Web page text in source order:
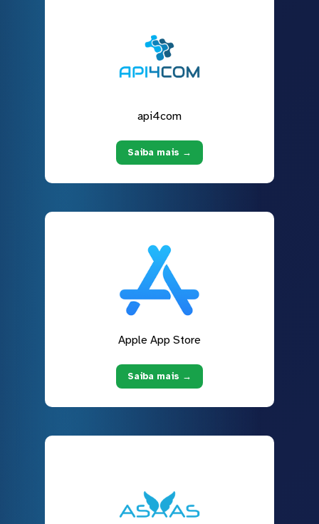
api4com
Saiba mais →
Apple App Store
Saiba mais →